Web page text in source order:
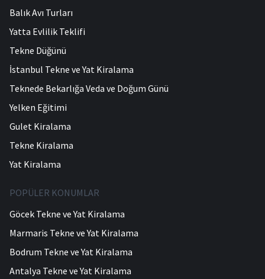
Balık Avı Turları
Yatta Evlilik Teklifi
Tekne Düğünü
İstanbul Tekne ve Yat Kiralama
Teknede Bekarlığa Veda ve Doğum Günü
Yelken Eğitimi
Gulet Kiralama
Tekne Kiralama
Yat Kiralama
POPÜLER KONUMLAR
Göcek Tekne ve Yat Kiralama
Marmaris Tekne ve Yat Kiralama
Bodrum Tekne ve Yat Kiralama
Antalya Tekne ve Yat Kiralama